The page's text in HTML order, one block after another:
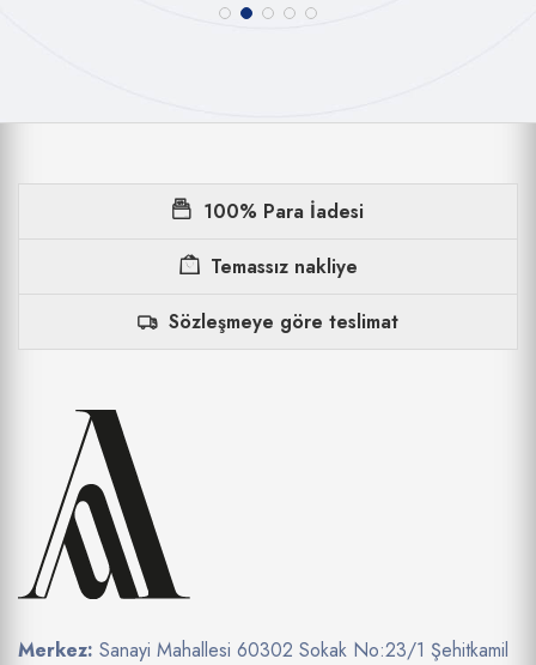
100% Para İadesi
Temassız nakliye
Sözleşmeye göre teslimat
Merkez: Sanayi Mahallesi 60302 Sokak No:23/1 Şehitkamil